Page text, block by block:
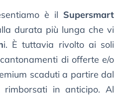
è il Supersmart
durata più lunga che vi
i. È tuttavia rivolto ai soli
di offerte e/o
scaduti a partire dal
in anticipo. Al